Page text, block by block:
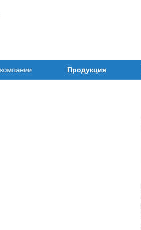
Продукция